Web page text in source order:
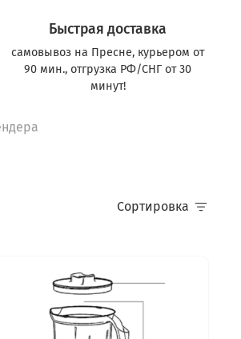
Быстрая доставка
самовывоз на Пресне, курьером от
90 мин., отгрузка РФ/СНГ от 30
минут!
Сортировка